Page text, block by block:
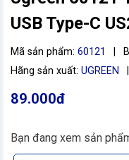
USB Type-C
Mã sản phẩm: 60121
Hãng sản xuất: UGREEN
89.000đ
Bạn đang xem sản